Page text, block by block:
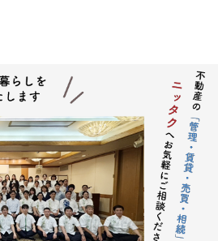
買、交換、及びそれらの媒介・
申込結果等の連絡、信用情報機
物件の管理等に関する契約その
履行に必要な範囲における利用
社グループ会社（アパマンショ
企業を含む：以下同じ）が提供
スの提供。
によるコンサルティング、調査
の他取り決め事項の履行に必要
用並びに情報・サービスの提